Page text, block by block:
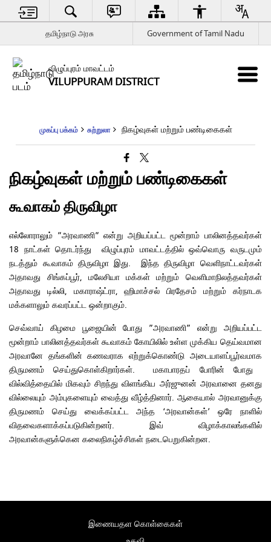
தமிழ்நாடு அரசு Government of Tamil Nadu
விழுப்புரம் மாவட்டம்
VILUPPURAM DISTRICT
முகப்பு பக்கம் சுற்றுலா நிகழ்வுகள் மற்றும் பண்டிகைகள்
நிகழ்வுகள் மற்றும் பண்டிகைகள்
கூவாகம் திருவிழா
எல்லோராலும் ”அரவாணி” என்று அறியப்பட்ட மூன்றாம் பாலினத்தவர்கள்
18 நாட்கள் தொடர்ந்து விழுப்புரம் மாவட்டத்தில் ஒவ்வொரு வருடமும்
நடத்தும் கூவாகம் திருவிழா இது. இந்த திருவிழா வெளிநாட்டவர்கள்
அதாவது சிங்கப்பூர், மலேசியா மக்கள் மற்றும் வெளிமாநிலத்தவர்கள்
அதாவது டில்லி, மகாராஷ்ட்ரா, ஹிமாச்சல் பிரதேசம் மற்றும் கர்நாடக
மக்களாலும் கவரப்பட்ட ஒன்றாகும்.
செவ்வாய் கிழமை பூஜையின் போது ”அரவாணி” என்று அறியப்பட்ட
மூன்றாம் பாலினத்தவர்கள் கூவாகம் கோயிலில் உள்ள முக்கிய தெய்வமான
அரவானே தங்களின் கணவராக எற்றுக்கொண்டு அடையாளப்பூர்வமாக
திருமணம் செய்துகொள்கிறார்கள். மகாபாரதப் போரின் போது ​​
வில்வித்தையில் மிகவும் சிறந்து விளங்கிய அர்ஜுனன் அரவானை தனது
வில்லையும் அம்புகளையும் வைத்து வீழ்த்தினார். ஆகையால் அரவானுக்கு
திருமணம் செய்து வைக்கப்பட்ட அந்த ‘அரவான்கள்’ ஒரே நாளில்
விதவைகளாக்கப்படுகின்றனர். இவ் விழாக்காலங்களில்
அரவான்களுக்கென கலைநிகழ்ச்சிகள் நடைபெறுகின்றன.
இணையதள கொள்கைகள்